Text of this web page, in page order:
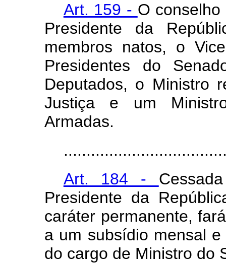
Art. 159 - O
Presidente da
membros natos, o
Presidentes do
Deputados, o Ministro
Justiça e um
Armadas.
Art. 184 -
Presidente da
caráter permanente,
a um subsídio mensal
do cargo de Ministro do